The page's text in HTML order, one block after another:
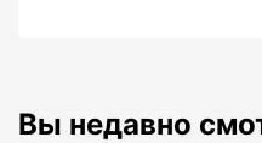
Вы недавно